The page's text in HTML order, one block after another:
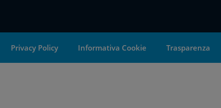
Privacy Policy Informativa Cookie Trasparenza